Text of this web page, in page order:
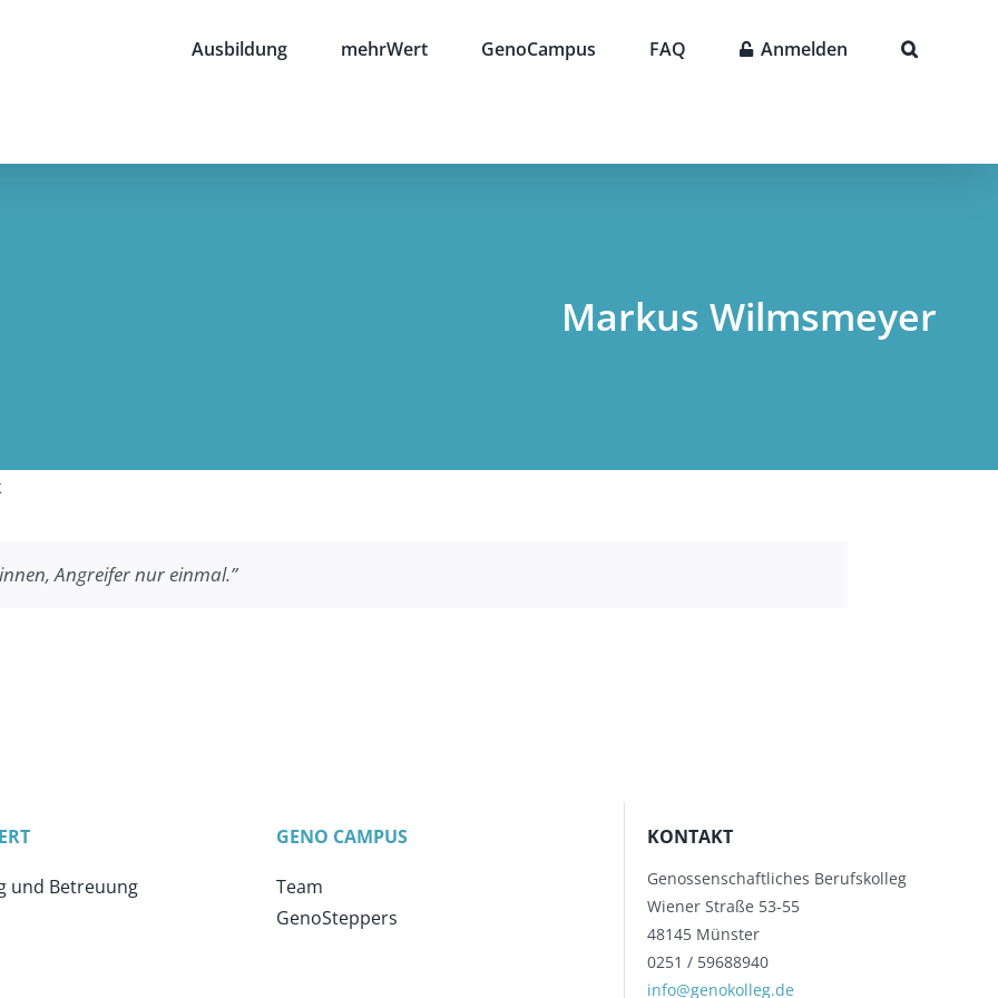
Ausbildung mehrWert GenoCampus FAQ Anmelden
Markus Wilmsmeyer
Angreifer nur einmal.”
und Betreuung
GENO CAMPUS
Team
GenoSteppers
KONTAKT
Genossenschaftliches Berufskolleg
Wiener Straße 53-55
48145 Münster
0251 / 59688940
info@genokolleg.de